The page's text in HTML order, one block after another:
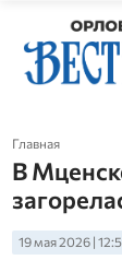
Главная
В
19 мая 2026 |